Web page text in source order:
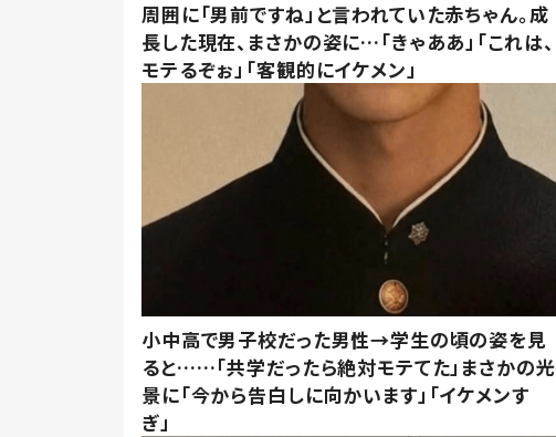
周囲に「男前ですね」と言われていた赤ちゃん。成
長した現在、まさかの姿に…「きゃああ」「これは、
モテるぞぉ」「客観的にイケメン」
小中高で男子校だった男性→学生の頃の姿を見
ると……「共学だったら絶対モテてた」まさかの光
景に「今から告白しに向かいます」「イケメンす
ぎ」